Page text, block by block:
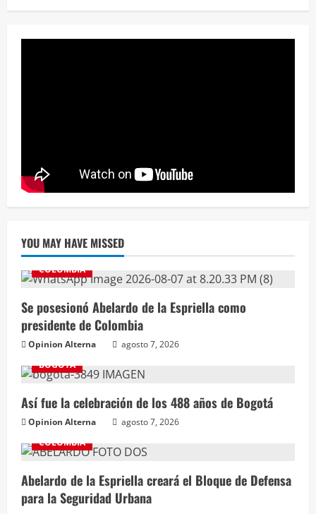
YOU MAY HAVE MISSED
COLOMBIA
Se posesionó Abelardo de la Espriella como
presidente de Colombia
Opinion Alterna
agosto 7, 2026
BOGOTÁ
Así fue la celebración de los 488 años de Bogotá
Opinion Alterna
agosto 7, 2026
COLOMBIA
Abelardo de la Espriella creará el Bloque de Defensa
para la Seguridad Urbana